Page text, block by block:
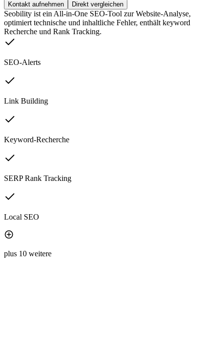
Kontakt aufnehmen Direkt vergleichen
Seobility ist ein All-in-One SEO-Tool zur Website-Analyse,
optimiert technische und inhaltliche Fehler, enthält keyword
Recherche und Rank Tracking.
SEO-Alerts
Link Building
Keyword-Recherche
SERP Rank Tracking
Local SEO
plus 10 weitere